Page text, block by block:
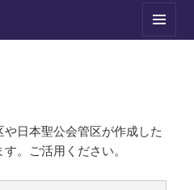
メニュ
日本聖公会管区が作成した
。ご活用ください。